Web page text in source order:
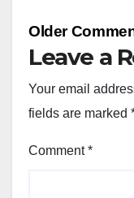
Comment
Older
Leave a
Your email
fields are marked
Comment*